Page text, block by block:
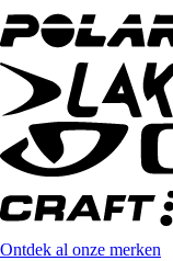
Ontdek al onze merken